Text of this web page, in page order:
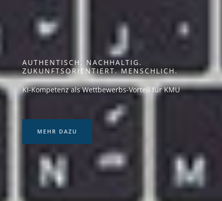
AUTHENTISCH. NACHHALTIG.
ZUKUNFTSORIENTIERT. MENSCHLICH.
KI-Kompetenz als Wettbewerbs-Vorteil für KMU
MEHR DAZU